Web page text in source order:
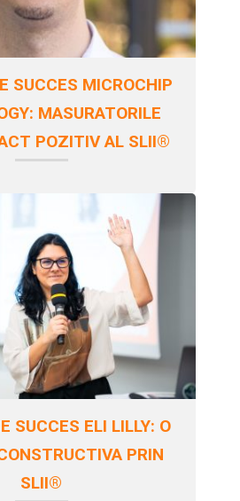
SUCCES MICROCHIP
MASURATORILE
POZITIV AL SLII®
SUCCES ELI LILLY: O
PRIN
SLII®